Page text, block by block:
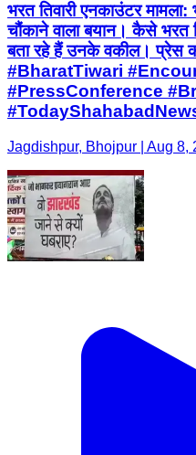
भरत तिवारी एनकाउंटर
चौंकाने वाला बयान। कैसे भरत
बता रहे हैं उनके वकील। प्रेस
#BharatTiwari
#PressConference
Jagdishpur, Bhojpur | Aug 8,